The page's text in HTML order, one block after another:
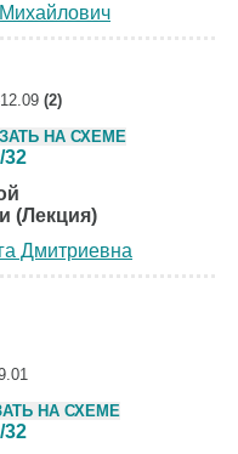
(2)
НА СХЕМЕ
32
(Лекция)
Дмитриевна
НА СХЕМЕ
32